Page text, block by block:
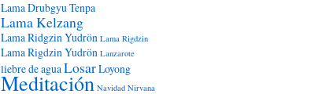
Lama Drubgyu Tenpa
Lama Kelzang
Lama Ridgzin Yudrön Lama Rigdzin
Lama Rigdzin Yudrön Lanzarote
liebre de agua LosarLoyong
Meditación Navidad Nirvana